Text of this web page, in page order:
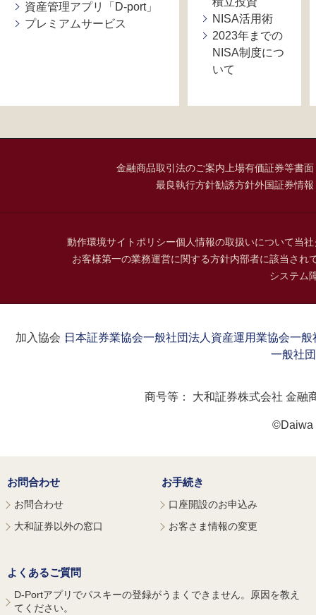
資産管理アプリ「D-port」
プレミアムサービス
NISA活用術
2023年までの
NISA制度につ
いて
金融商品取引法のご案内 上場有価証券等書
最良執行方針勧誘方針外国証券情
動作環境サイトポリシー個人情報の取扱いについて当
お客様第一の業務運営に関する方針内部者に該当され
システム
加入協会：日本証券業協会一般社団法人資産運用業協会一般
一般社
商号等： 大和証券株式会社 金融
©Daiwa
お問合わせ
お問合わせ
大和証券以外の窓口
お手続き
口座開設のお申込み
お客さま情報の変更
よくあるご質問
D-Portアプリでパスキーの登録がうまくできません。原因を教え
てください。